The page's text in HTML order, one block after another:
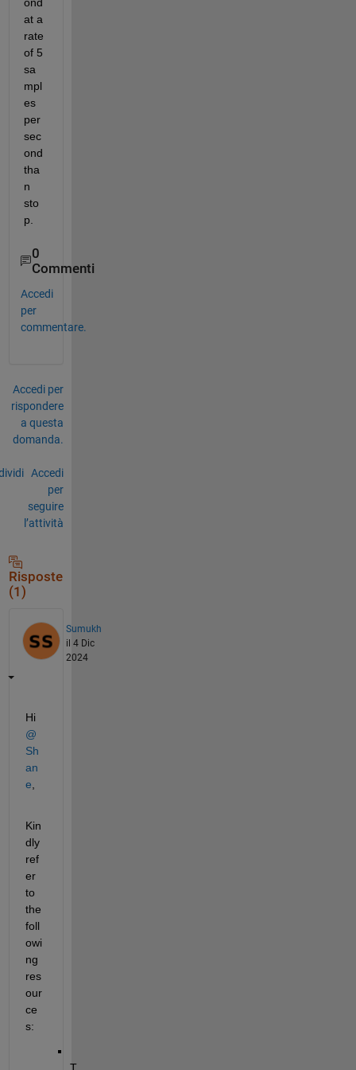
at a
rate
of 5
sa
mpl
es
per
sec
ond
tha
n
sto
p.
0
Commenti
Accedi
per
commentare.
Accedi per
rispondere
a questa
domanda.
Accedi
per
seguire
l’attività
Risposte
(1)
Sumukh
il 4 Dic
2024
Hi
@
Sh
an
e
Kin
dly
ref
er
to
the
foll
owi
ng
res
our
ce
s: